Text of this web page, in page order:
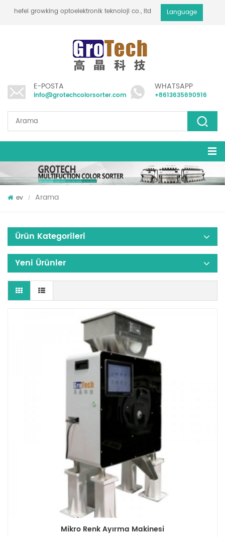
hefei growking optoelektronik teknoloji co., ltd Language
E-POSTA
info@grotechcolorsorter.com
WHATSAPP
+8613635690916
ev / Arama
Ürün Kategorileri
Yeni Ürünler
Mikro Renk Ayırma Makinesi